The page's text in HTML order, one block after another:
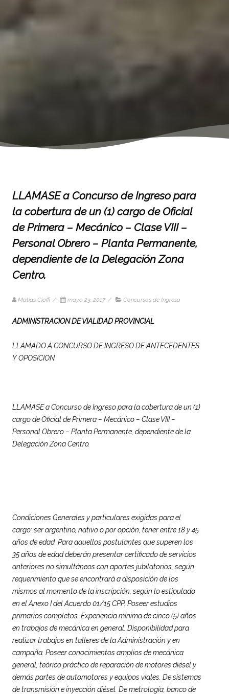
LLAMASE a Concurso de Ingreso para
la cobertura de un (1) cargo de Oficial
de Primera – Mecánico – Clase VIII –
Personal Obrero – Planta Permanente,
dependiente de la Delegación Zona
Centro.
Matias Cioffi / mayo 23, 2017 / Concursos de Ingreso
ADMINISTRACION DE VIALIDAD PROVINCIAL
LLAMADO A CONCURSO DE INGRESO DE ANTECEDENTES
Y OPOSICION
LLAMASE a Concurso de Ingreso para la cobertura de un (1)
cargo de Oficial de Primera – Mecánico – Clase VIII –
Personal Obrero – Planta Permanente, dependiente de la
Delegación Zona Centro.
Condiciones Generales y particulares exigidas para el
cargo: ser argentino, nativo o por opción, tener entre 18 y 45
años de edad. Para aquellos postulantes que superen los
35 años de edad deberán presentar certificado de servicios
anteriores no simultáneos con aportes jubilatorios, según
requerimiento que se encontrará a disposición de los
mismos al momento de la inscripción, según lo estipulado
en el Anexo I del Acuerdo 01/15 CPP. Poseer estudios
primarios completos. Experiencia mínima de cinco (5) años
en trabajos de mecánica en general. Disponibilidad para
realizar trabajos en talleres de la Administración y en
campaña. Poseer conocimientos amplios de mecánica
general, teórico práctico de reparación de motores diésel y
demás partes de automotores y equipos viales. De sistemas
de transmisión e inyección diésel. De metrología, banco de